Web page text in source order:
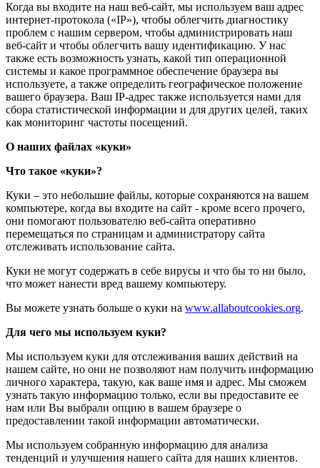
Когда вы входите на наш веб-сайт, мы используем ваш адрес
интернет-протокола («IP»), чтобы облегчить диагностику
проблем с нашим сервером, чтобы администрировать наш
веб-сайт и чтобы облегчить вашу идентификацию. У нас
также есть возможность узнать, какой тип операционной
системы и какое программное обеспечение браузера вы
используете, а также определить географическое положение
вашего браузера. Ваш IP-адрес также используется нами для
сбора статистической информации и для других целей, таких
как мониторинг частоты посещений.
О наших файлах «куки»
Что такое «куки»?
Куки – это небольшие файлы, которые сохраняются на вашем
компьютере, когда вы входите на сайт - кроме всего прочего,
они помогают пользователю веб-сайта оперативно
перемещаться по страницам и администратору сайта
отслеживать использование сайта.
Куки не могут содержать в себе вирусы и что бы то ни было,
что может нанести вред вашему компьютеру.
Вы можете узнать больше о куки на www.allaboutcookies.org.
Для чего мы используем куки?
Мы используем куки для отслеживания ваших действий на
нашем сайте, но они не позволяют нам получить информацию
личного характера, такую, как ваше имя и адрес. Мы сможем
узнать такую информацию только, если вы предоставите ее
нам или Вы выбрали опцию в вашем браузере о
предоставлении такой информации автоматически.
Мы используем собранную информацию для анализа
тенденций и улучшения нашего сайта для наших клиентов.